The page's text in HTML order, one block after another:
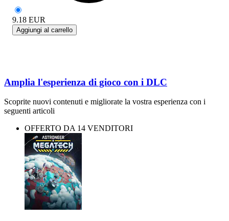
9.18 EUR
Aggiungi al carrello
Amplia l'esperienza di gioco con i DLC
Scoprite nuovi contenuti e migliorate la vostra esperienza con i
seguenti articoli
OFFERTO DA 14 VENDITORI